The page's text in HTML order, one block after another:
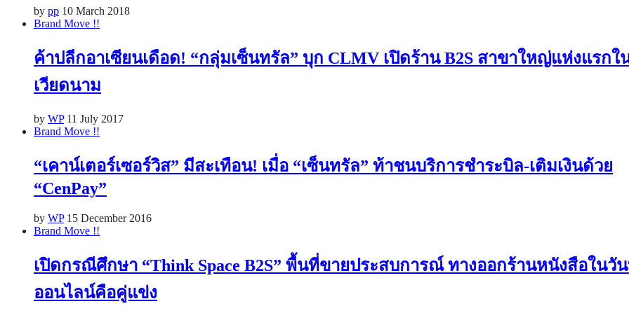
by pp 10 March 2018
Brand Move !!
ค้าปลีกอาเซียนเดือด! “กลุ่มเซ็นทรัล” บุก CLMV เปิดร้าน B2S สาขาใหญ่แห่งแรกใ
เวียดนาม
by WP 11 July 2017
Brand Move !!
“เคาน์เตอร์เซอร์วิส” มีสะเทือน! เมื่อ “เซ็นทรัล” ท้าชนบริการชำระบิล-เติมเงินด้วย
“CenPay”
by WP 15 December 2016
Brand Move !!
เปิดกรณีศึกษา “Think Space B2S” พื้นที่ขายประสบการณ์ ทางออกร้านหนังสือในวั
ออนไลน์คือคู่แข่ง